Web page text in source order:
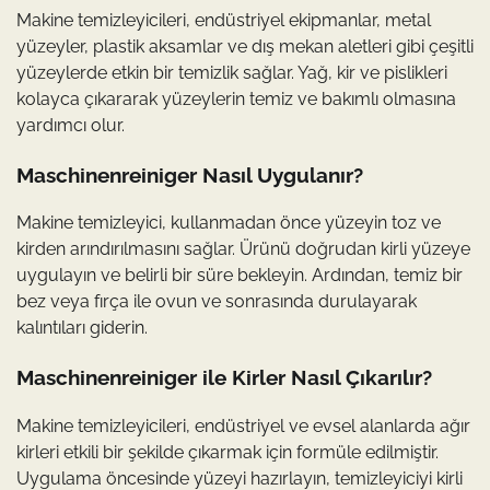
Makine temizleyicileri, endüstriyel ekipmanlar, metal
yüzeyler, plastik aksamlar ve dış mekan aletleri gibi çeşitli
yüzeylerde etkin bir temizlik sağlar. Yağ, kir ve pislikleri
kolayca çıkararak yüzeylerin temiz ve bakımlı olmasına
yardımcı olur.
Maschinenreiniger Nasıl Uygulanır?
Makine temizleyici, kullanmadan önce yüzeyin toz ve
kirden arındırılmasını sağlar. Ürünü doğrudan kirli yüzeye
uygulayın ve belirli bir süre bekleyin. Ardından, temiz bir
bez veya fırça ile ovun ve sonrasında durulayarak
kalıntıları giderin.
Maschinenreiniger ile Kirler Nasıl Çıkarılır?
Makine temizleyicileri, endüstriyel ve evsel alanlarda ağır
kirleri etkili bir şekilde çıkarmak için formüle edilmiştir.
Uygulama öncesinde yüzeyi hazırlayın, temizleyiciyi kirli